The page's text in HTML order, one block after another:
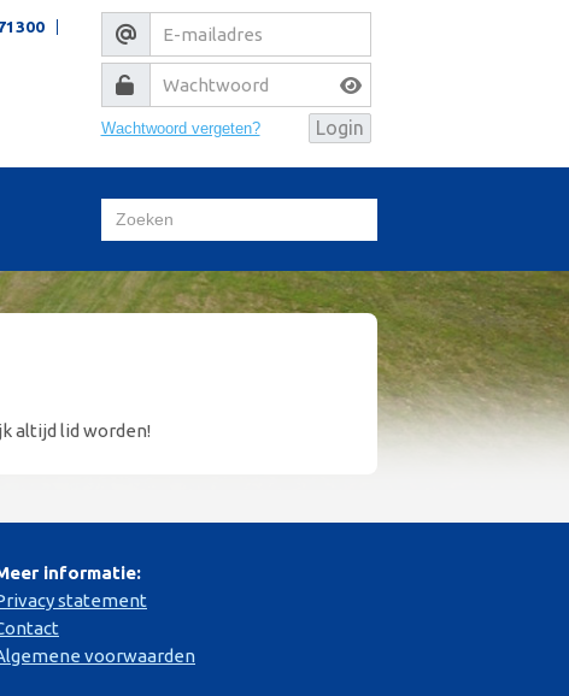
Wachtwoord vergeten?
altijd lid worden!
informatie:
statement
voorwaarden